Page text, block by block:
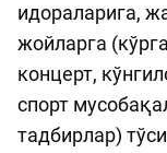
идораларига,
жойларга
концерт,
спорт
тадбирлар)